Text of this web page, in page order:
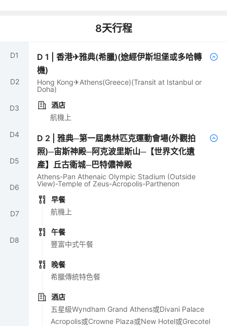
8天行程
D1
D2
D3
D4
D5
D6
D7
D8
D1 |香港✈雅典(希臘)(途經伊斯坦堡或多哈轉
機)
Hong Kong✈Athens(Greece)(Transit at Istanbul or
Doha)
酒店
航機上
D 2 |雅典─第一屆奧林匹克運動會場(外觀拍
照)─宙斯神殿─阿克波里斯山─【世界文化遺
產】丘古衛城─巴特儂神殿
Athens-Pan Athenaic Olympic Stadium (Outside
View)-Temple of Zeus-Acropolis-Parthenon
早餐
航機上
午餐
豐富中式午餐
晚餐
希臘傳統特色餐
酒店
五星級Wyndham Grand Athens或Divani Palace
Acropolis或Crowne Plaza或New Hotel或Grecotel